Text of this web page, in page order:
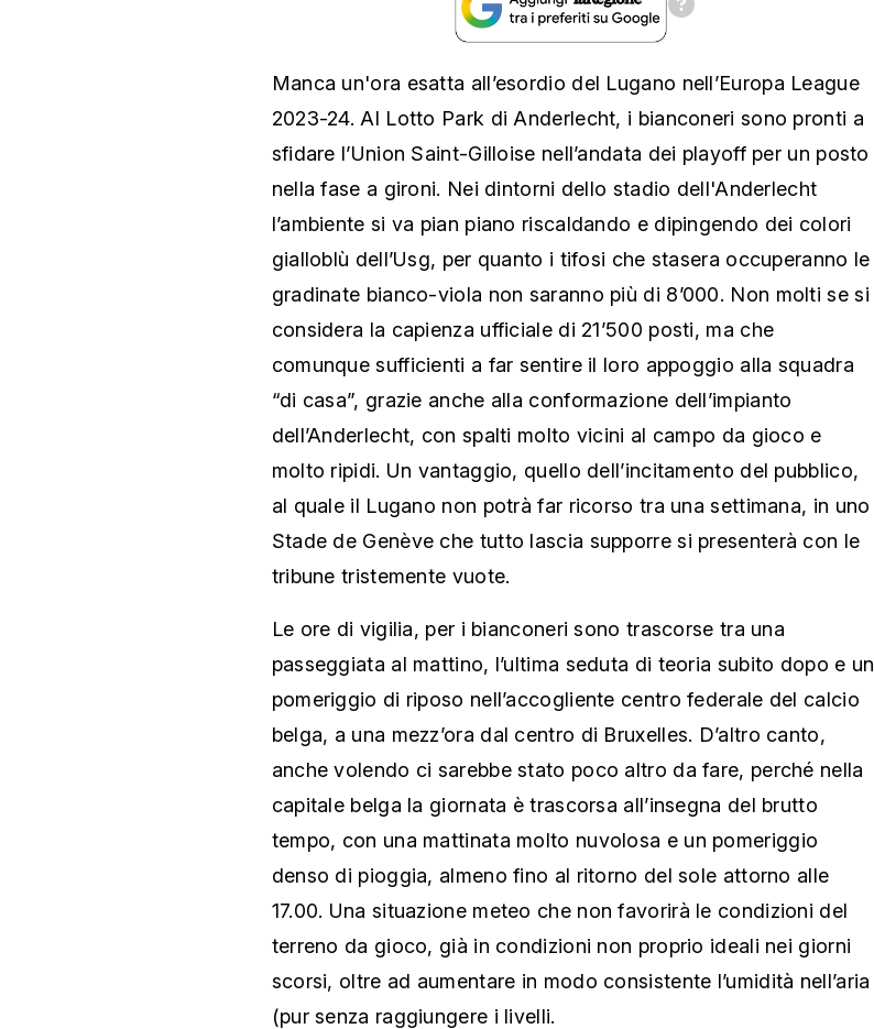
Manca un'ora esatta all’esordio del Lugano nell’Europa League
2023-24. Al Lotto Park di Anderlecht, i bianconeri sono pronti a
sfidare l’Union Saint-Gilloise nell’andata dei playoff per un posto
nella fase a gironi. Nei dintorni dello stadio dell'Anderlecht
l’ambiente si va pian piano riscaldando e dipingendo dei colori
gialloblù dell’Usg, per quanto i tifosi che stasera occuperanno le
gradinate bianco-viola non saranno più di 8’000. Non molti se si
considera la capienza ufficiale di 21’500 posti, ma che
comunque sufficienti a far sentire il loro appoggio alla squadra
“di casa”, grazie anche alla conformazione dell’impianto
dell’Anderlecht, con spalti molto vicini al campo da gioco e
molto ripidi. Un vantaggio, quello dell’incitamento del pubblico,
al quale il Lugano non potrà far ricorso tra una settimana, in uno
Stade de Genève che tutto lascia supporre si presenterà con le
tribune tristemente vuote.
Le ore di vigilia, per i bianconeri sono trascorse tra una
passeggiata al mattino, l’ultima seduta di teoria subito dopo e un
pomeriggio di riposo nell’accogliente centro federale del calcio
belga, a una mezz’ora dal centro di Bruxelles. D’altro canto,
anche volendo ci sarebbe stato poco altro da fare, perché nella
capitale belga la giornata è trascorsa all’insegna del brutto
tempo, con una mattinata molto nuvolosa e un pomeriggio
denso di pioggia, almeno fino al ritorno del sole attorno alle
17.00. Una situazione meteo che non favorirà le condizioni del
terreno da gioco, già in condizioni non proprio ideali nei giorni
scorsi, oltre ad aumentare in modo consistente l’umidità nell’aria
(pur senza raggiungere i livelli.